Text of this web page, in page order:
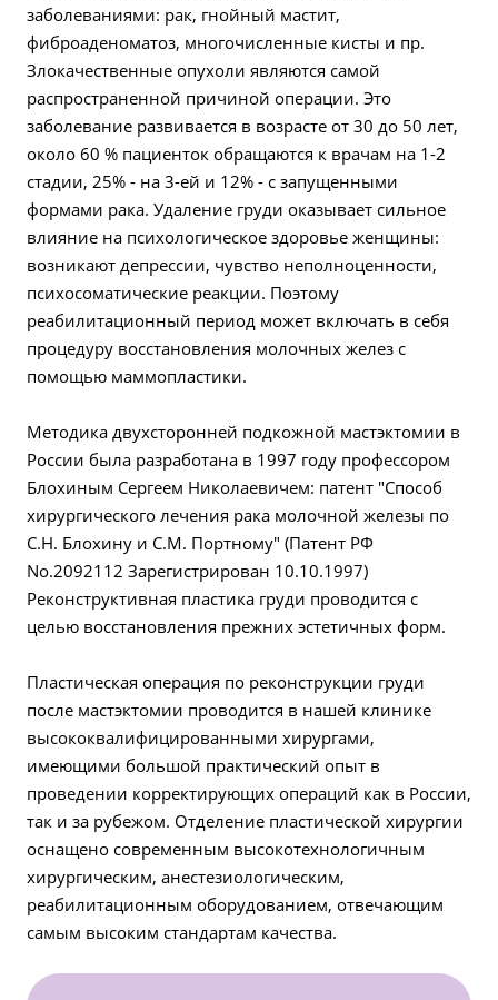
заболеваниями: рак, гнойный мастит,
фиброаденоматоз, многочисленные кисты и пр.
Злокачественные опухоли являются самой
распространенной причиной операции. Это
заболевание развивается в возрасте от 30 до 50 лет,
около 60 % пациенток обращаются к врачам на 1-2
стадии, 25% - на 3-ей и 12% - с запущенными
формами рака. Удаление груди оказывает сильное
влияние на психологическое здоровье женщины:
возникают депрессии, чувство неполноценности,
психосоматические реакции. Поэтому
реабилитационный период может включать в себя
процедуру восстановления молочных желез с
помощью маммопластики.
Методика двухсторонней подкожной мастэктомии в
России была разработана в 1997 году профессором
Блохиным Сергеем Николаевичем: патент "Способ
хирургического лечения рака молочной железы по
С.Н. Блохину и С.М. Портному" (Патент РФ
No.2092112 Зарегистрирован 10.10.1997)
Реконструктивная пластика груди проводится с
целью восстановления прежних эстетичных форм.
Пластическая операция по реконструкции груди
после мастэктомии проводится в нашей клинике
высококвалифицированными хирургами,
имеющими большой практический опыт в
проведении корректирующих операций как в России,
так и за рубежом. Отделение пластической хирургии
оснащено современным высокотехнологичным
хирургическим, анестезиологическим,
реабилитационным оборудованием, отвечающим
самым высоким стандартам качества.